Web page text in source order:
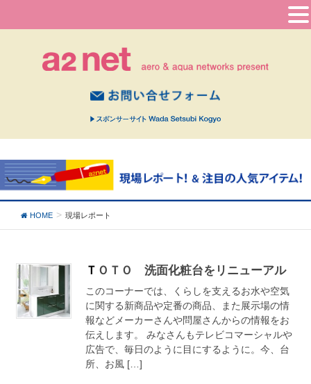
HOME 現場レポート
ＴＯＴＯ 洗面化粧台をリニューアル
このコーナーでは、くらしを支えるお水や空気
に関する新商品や定番の商品、また展示場の情
報などメーカーさんや問屋さんからの情報をお
伝えします。 みなさんもテレビコマーシャルや
広告で、毎日のように目にするように。今、台
所、お風 […]